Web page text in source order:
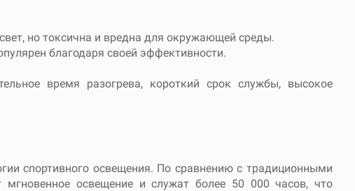
но токсична и вредна для окружающей среды.
благодаря своей эффективности.
время разогрева, короткий срок службы, высокое
спортивного освещения. По сравнению с традиционными
освещение и служат более 50 000 часов, что